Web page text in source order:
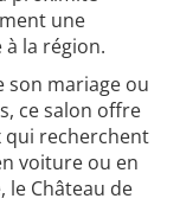
une
la région.
son mariage ou
ce salon offre
qui recherchent
voiture ou en
Château de